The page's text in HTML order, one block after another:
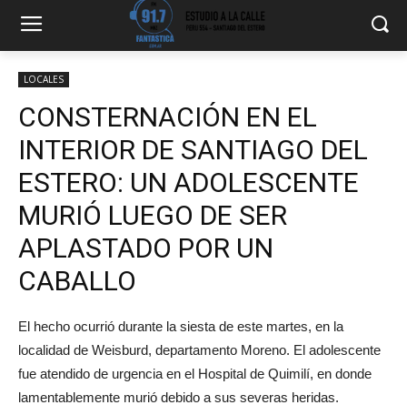
LOCALES
CONSTERNACIÓN EN EL
INTERIOR DE SANTIAGO DEL
ESTERO: UN ADOLESCENTE
MURIÓ LUEGO DE SER
APLASTADO POR UN
CABALLO
El hecho ocurrió durante la siesta de este martes, en la
localidad de Weisburd, departamento Moreno. El adolescente
fue atendido de urgencia en el Hospital de Quimilí, en donde
lamentablemente murió debido a sus severas heridas.